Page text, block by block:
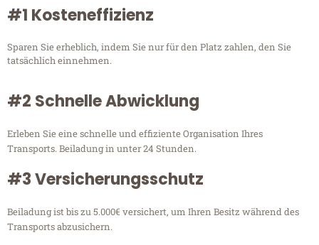
#1 Kosteneffizienz
Sparen Sie erheblich, indem Sie nur für den Platz zahlen, den Sie
tatsächlich einnehmen.
#2 Schnelle Abwicklung
Erleben Sie eine schnelle und effiziente Organisation Ihres
Transports. Beiladung in unter 24 Stunden.
#3 Versicherungsschutz
Beiladung ist bis zu 5.000€ versichert, um Ihren Besitz während des
Transports abzusichern.